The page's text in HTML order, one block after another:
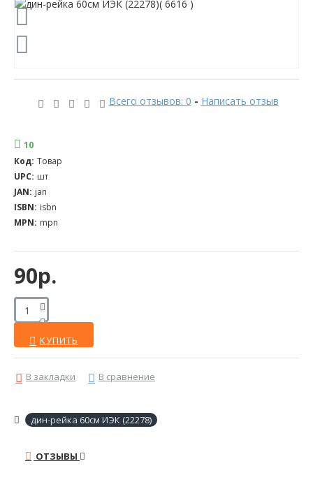
Всего отзывов: 0 - Написать отзыв
90р.
10
Код: Товар
UPC: шт
JAN: jan
ISBN: isbn
MPN: mpn
КУПИТЬ
В закладки В сравнение
дин-рейка 60см ИЭК (22278)
ОТЗЫВЫ